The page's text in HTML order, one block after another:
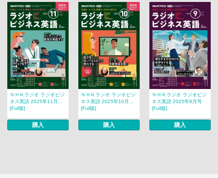
ＮＨＫラジオ ラジオビジ
ネス英語 2025年11月...
[Full版]
購入
ＮＨＫラジオ ラジオビジ
ネス英語 2025年10月...
[Full版]
購入
ＮＨＫラジオ ラジオビジ
ネス英語 2025年9月号
[Full版]
購入